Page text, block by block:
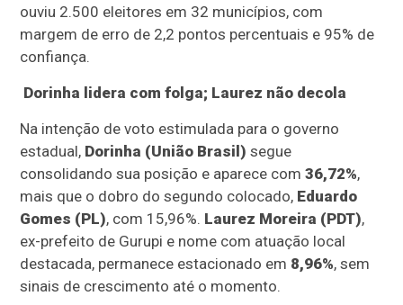
ouviu 2.500 eleitores em 32 municípios, com
margem de erro de 2,2 pontos percentuais e 95% de
confiança.
Dorinha lidera com folga; Laurez não decola
Na intenção de voto estimulada para o governo
estadual, Dorinha (União Brasil) segue
consolidando sua posição e aparece com36,72%,
mais que o dobro do segundo colocado, Eduardo
Gomes (PL), com 15,96%. Laurez Moreira (PDT),
ex-prefeito de Gurupi e nome com atuação local
destacada, permanece estacionado em 8,96%, sem
sinais de crescimento até o momento.